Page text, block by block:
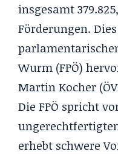
insgesamt
Förderungen.
Wurm (FPÖ)
Martin Kocher
Die FPÖ spricht
erhebt schwere